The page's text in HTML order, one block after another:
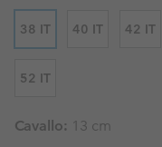
38 IT 40 IT 42 IT
52 IT
Cavallo: 13 cm